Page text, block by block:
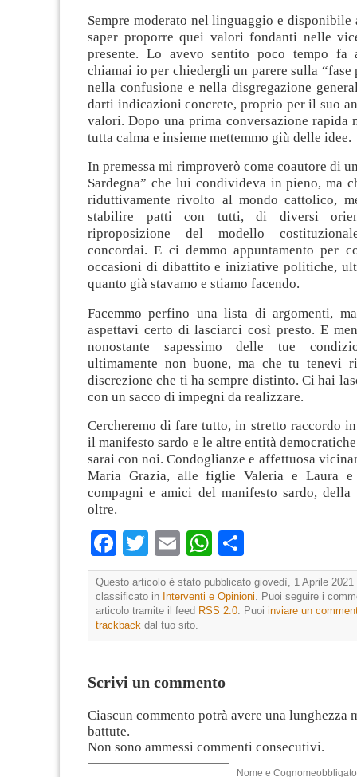
Sempre moderato nel linguaggio e
saper proporre quei valori fondanti nelle
presente. Lo avevo sentito poco tempo fa
chiamai io per chiedergli un parere sulla “fase
nella confusione e nella disgregazione
darti indicazioni concrete, proprio per il suo
valori. Dopo una prima conversazione rapida
tutta calma e insieme mettemmo giù delle idee.
In premessa mi rimproverò come coautore di
Sardegna” che lui condivideva in pieno, ma
riduttivamente rivolto al mondo cattolico,
stabilire patti con tutti, di diversi
riproposizione del modello
concordai. E ci demmo appuntamento per
occasioni di dibattito e iniziative politiche,
quanto già stavamo e stiamo facendo.
Facemmo perfino una lista di argomenti,
aspettavi certo di lasciarci così presto. E
nonostante sapessimo delle tue
ultimamente non buone, ma che tu tenevi
discrezione che ti ha sempre distinto. Ci hai
con un sacco di impegni da realizzare.
Cercheremo di fare tutto, in stretto raccordo
il manifesto sardo e le altre entità
sarai con noi. Condoglianze e affettuosa
Maria Grazia, alle figlie Valeria e Laura
compagni e amici del manifesto sardo, della
oltre.
Facebook
TwitterEmailWhatsApp
Questo articolo è stato pubblicato giovedì, 1 Aprile 2021
classificato in Interventi e Opinioni . Puoi seguire i
articolo tramite il feed RSS 2.0 . Puoi inviare un
trackback dal tuo sito.
Scrivi un commento
Ciascun commento potrà avere una lunghezza
battute.
Non sono ammessi commenti consecutivi.
Nome e